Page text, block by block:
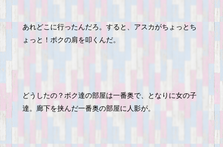
あれどこに行ったんだろ。すると、アスカがちょっとち
ょっと ！ボクの肩を叩くんだ。
どうしたの？ボク達の部屋は一番奥で、となりに女の子
達。廊下を挟んだ一番奥の部屋に人影が。